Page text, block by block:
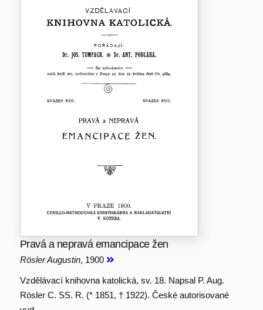
Pravá a nepravá emancipace žen
Rösler Augustin, 1900
Vzdělávací knihovna katolická, sv. 18. Napsal P. Aug.
Rösler C. SS. R. (* 1851, † 1922). České autorisované